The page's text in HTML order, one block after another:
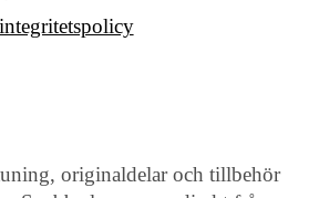
integritetspolicy
originaldelar och tillbehör